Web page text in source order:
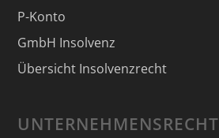
P-Konto
GmbH Insolvenz
Übersicht Insolvenzrecht
UNTERNEHMENSRECHT